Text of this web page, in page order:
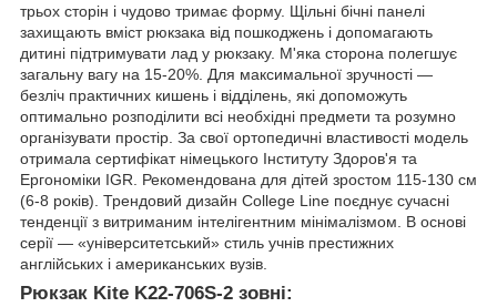
трьох сторін і чудово тримає форму. Щільні бічні панелі
захищають вміст рюкзака від пошкоджень і допомагають
дитині підтримувати лад у рюкзаку. М'яка сторона полегшує
загальну вагу на 15-20%. Для максимальної зручності —
безліч практичних кишень і відділень, які допоможуть
оптимально розподілити всі необхідні предмети та розумно
організувати простір. За свої ортопедичні властивості модель
отримала сертифікат німецького Інституту Здоров'я та
Ергономіки IGR. Рекомендована для дітей зростом 115-130 см
(6-8 років). Трендовий дизайн College Line поєднує сучасні
тенденції з витриманим інтелігентним мінімалізмом. В основі
серії — «університетський» стиль учнів престижних
англійських і американських вузів.
Рюкзак Kite K22-706S-2 зовні: